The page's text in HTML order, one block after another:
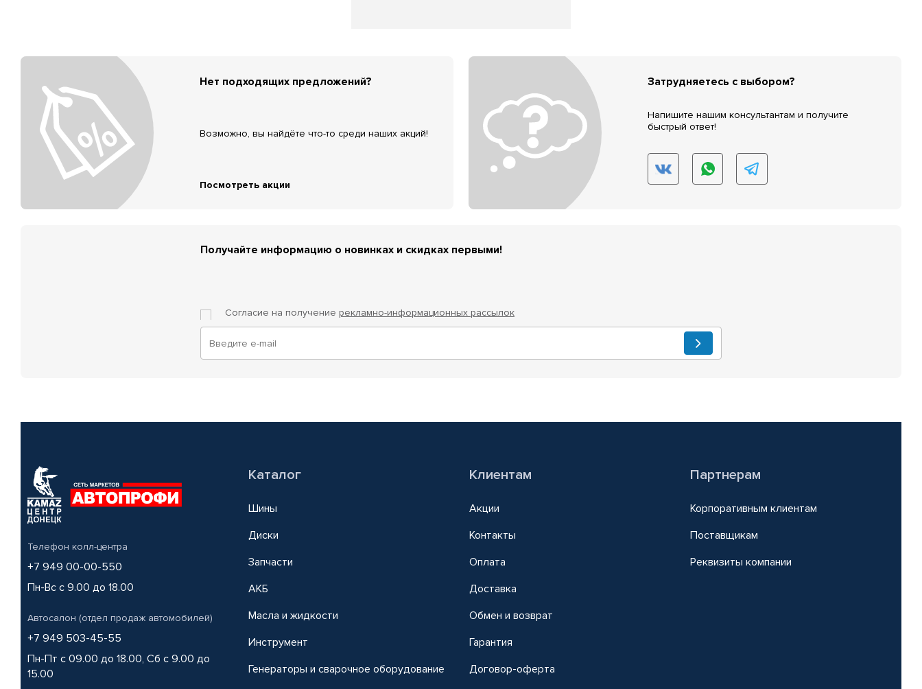
Нет подходящих предложений?
Возможно, вы найдёте что-то среди наших акций!
Посмотреть акции
Затрудняетесь с выбором?
Напишите нашим консультантам и получите
быстрый ответ!
Получайте информацию о новинках и скидках первыми!
Согласие на получение рекламно-информационных рассылок
Телефон колл-центра
+7 949 00-00-550
Пн-Вс с 9.00 до 18.00
Автосалон (отдел продаж автомобилей)
+7 949 503-45-55
Пн-Пт с 09.00 до 18.00, Сб с 9.00 до
15.00
Каталог
Шины
Диски
Запчасти
АКБ
Масла и жидкости
Инструмент
Генераторы и сварочное оборудование
Клиентам
Акции
Контакты
Оплата
Доставка
Обмен и возврат
Гарантия
Договор-оферта
Партнерам
Корпоративным клиентам
Поставщикам
Реквизиты компании